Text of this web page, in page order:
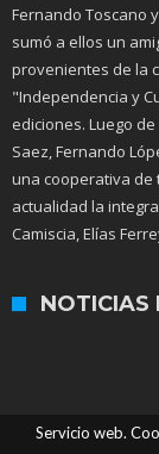
Fernando Toscano
sumó a ellos un
provenientes de la
"Independencia y
ediciones. Luego
Saez, Fernando
una cooperativa de
actualidad la
Camiscia, Elías
NOTICIAS
Servicio web.